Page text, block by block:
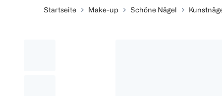
Startseite Make-up Schöne Nägel